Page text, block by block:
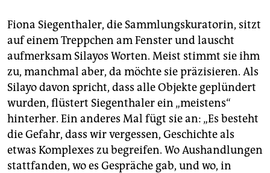
Fiona Siegenthaler, die Sammlungskuratorin, sitzt
auf einem Treppchen am Fenster und lauscht
aufmerksam Silayos Worten. Meist stimmt sie ihm
zu, manchmal aber, da möchte sie präzisieren. Als
Silayo davon spricht, dass alle Objekte geplündert
wurden, flüstert Siegenthaler ein „meistens“
hinterher. Ein anderes Mal fügt sie an: „Es besteht
die Gefahr, dass wir vergessen, Geschichte als
etwas Komplexes zu begreifen. Wo Aushandlungen
stattfanden, wo es Gespräche gab, und wo, in